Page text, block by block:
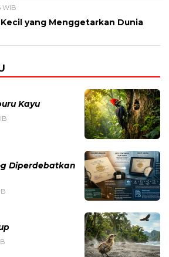
WIB
yang Menggetarkan Dunia
Kayu
Diperdebatkan